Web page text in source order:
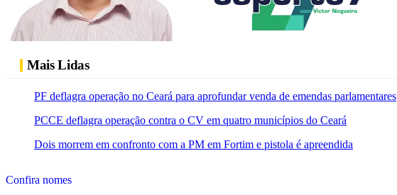
Mais Lidas
PF deflagra operação no Ceará para aprofundar venda de emendas parlamentares
PCCE deflagra operação contra o CV em quatro municípios do Ceará
Dois morrem em confronto com a PM em Fortim e pistola é apreendida
Confira nomes